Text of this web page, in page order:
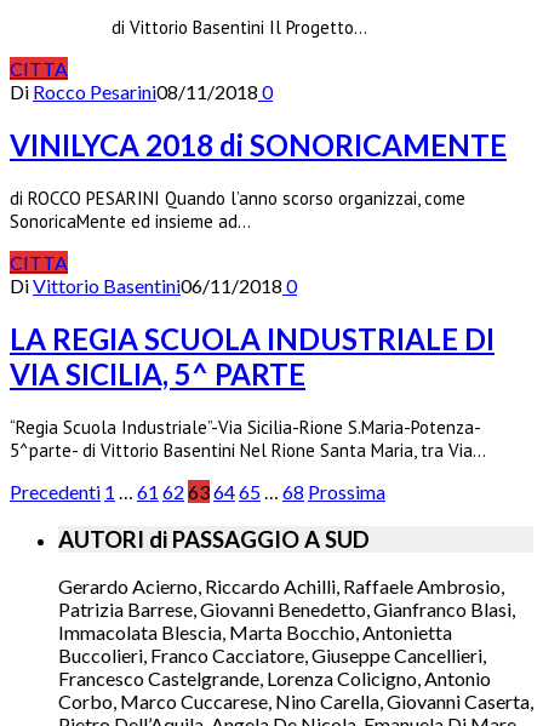
di Vittorio Basentini Il Progetto…
CITTA
Di Rocco Pesarini08/11/2018 0
VINILYCA 2018 di SONORICAMENTE
di ROCCO PESARINI Quando l’anno scorso organizzai, come
SonoricaMente ed insieme ad…
CITTA
DiVittorio Basentini06/11/2018 0
LA REGIA SCUOLA INDUSTRIALE DI
VIA SICILIA, 5^ PARTE
“Regia Scuola Industriale”-Via Sicilia-Rione S.Maria-Potenza-
5^parte- di Vittorio Basentini Nel Rione Santa Maria, tra Via…
Precedenti 1 … 61 62 636465… 68 Prossima
AUTORI di PASSAGGIO A SUD
Gerardo Acierno, Riccardo Achilli, Raffaele Ambrosio,
Patrizia Barrese, Giovanni Benedetto, Gianfranco Blasi,
Immacolata Blescia, Marta Bocchio, Antonietta
Buccolieri, Franco Cacciatore, Giuseppe Cancellieri,
Francesco Castelgrande, Lorenza Colicigno, Antonio
Corbo, Marco Cuccarese, Nino Carella, Giovanni Caserta,